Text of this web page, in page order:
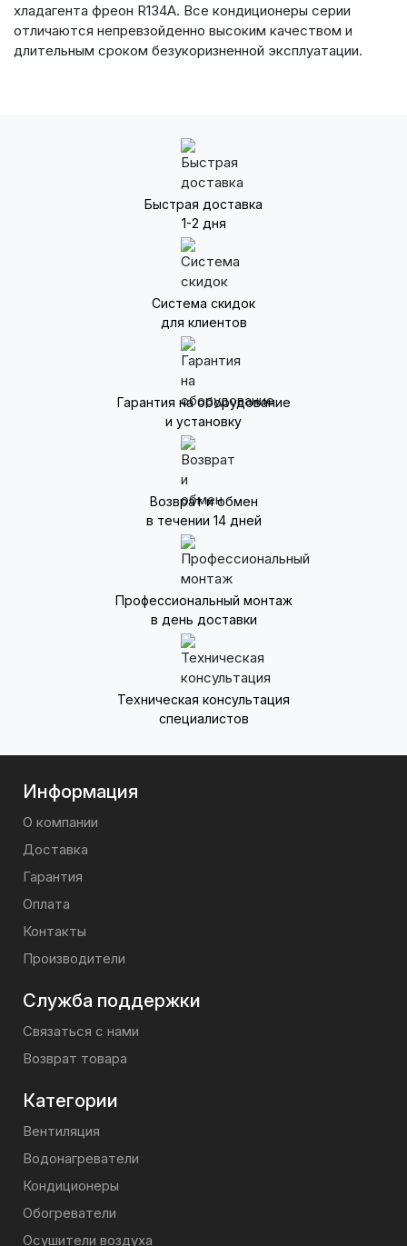
хладагента фреон R134A. Все кондиционеры серии
отличаются непревзойденно высоким качеством и
длительным сроком безукоризненной эксплуатации.
Быстрая доставка
1-2 дня
Система скидок
для клиентов
Гарантия на оборудование
и установку
Возврат и обмен
в течении 14 дней
Профессиональный монтаж
в день доставки
Техническая консультация
специалистов
Информация
О компании
Доставка
Гарантия
Оплата
Контакты
Производители
Служба поддержки
Связаться с нами
Возврат товара
Категории
Вентиляция
Водонагреватели
Кондиционеры
Обогреватели
Осушители воздуха